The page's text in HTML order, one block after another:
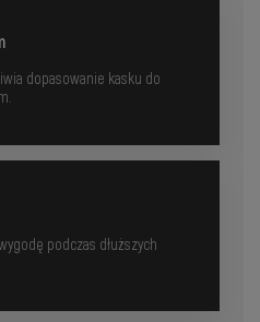
dopasowanie kasku do
podczas dłuższych